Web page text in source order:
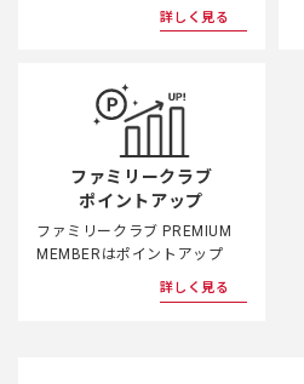
詳しく見る
ファミリークラブ
ポイントアップ
ファミリークラブ PREMIUM
MEMBERはポイントアップ
詳しく見る